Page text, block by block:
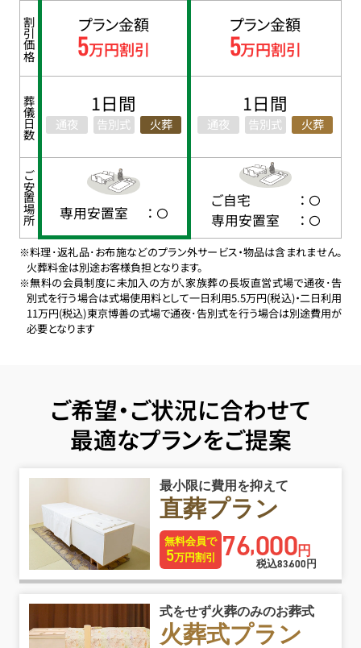
割引価格
葬儀日数
ご安置場所
プラン金額
5万円割引
1日間
通夜 告別式 火葬
専用安置室 ：
プラン金額
5万円割引
1日間
通夜 告別式 火葬
ご自宅
：
専用安置室
：
※料理･返礼品･お布施などのプラン外サービス・物品は含まれません。
火葬料金は別途お客様負担となります。
※無料の会員制度に未加入の方が、家族葬の長坂直営式場で通夜･告
別式を行う場合は式場使用料として一日利用5.5万円(税込)・二日利用
11万円(税込)東京博善の式場で通夜･告別式を行う場合は別途費用が
必要となります
ご希望・ご状況に合わせて
最適なプランをご提案
最小限に費用を抑えて
直葬プラン
無料会員で
5万円割引 76,000円
税込83,600円
式をせず火葬のみのお葬式
火葬式プラン